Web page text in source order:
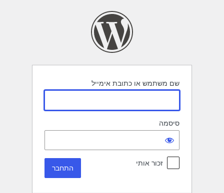
שם משתמש או כתובת אימייל
סיסמה
זכור אותי